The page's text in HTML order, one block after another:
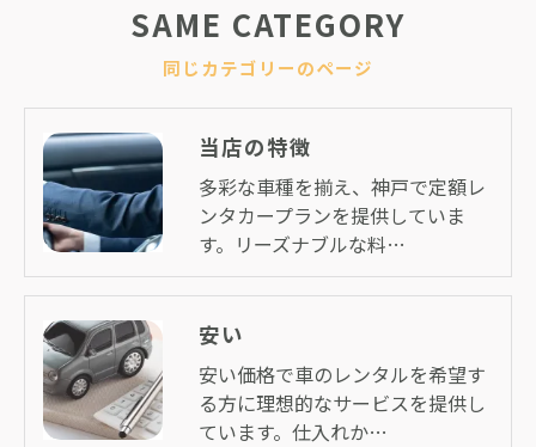
同じカテゴリーのページ
SAME CATEGORY
当店の特徴
多彩な車種を揃え、神戸で定額レ
ンタカープランを提供していま
す。リーズナブルな料…
安い
安い価格で車のレンタルを希望す
る方に理想的なサービスを提供し
ています。仕入れか…